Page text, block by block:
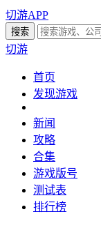
切游APP
切游
首页
发现游戏
新闻
攻略
合集
游戏版号
测试表
排行榜